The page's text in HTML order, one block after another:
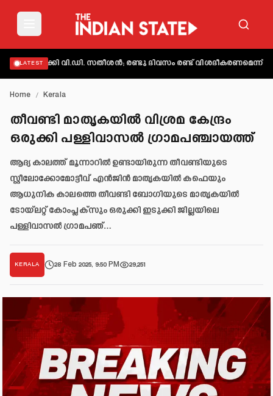
LATEST വി.ഡി. സതീശൻ; രണ്ടു ദിവസം രണ്ട് വിശദീകരണമെന്ന്
Home / Kerala
തീവണ്ടി മാതൃകയിൽ വിശ്രമ കേന്ദ്രം
ഒരുക്കി പള്ളിവാസൽ ഗ്രാമപഞ്ചായത്ത്
ആദ്യ കാലത്ത് മൂന്നാറിൽ ഉണ്ടായിരുന്ന തീവണ്ടിയുടെ
സ്റ്റീലോക്കോമോട്ടീവ് എൻജിൻ മാതൃകയിൽ കഫെയും
ആധുനിക കാലത്തെ തീവണ്ടി ബോഗിയുടെ മാതൃകയിൽ
ടോയ്‌ലറ്റ് കോംപ്ലക്‌സും ഒരുക്കി ഇടുക്കി ജില്ലയിലെ
പള്ളിവാസൽ ഗ്രാമപഞ്…
KERALA 28 Feb 2025, 9:50 PM 29,251